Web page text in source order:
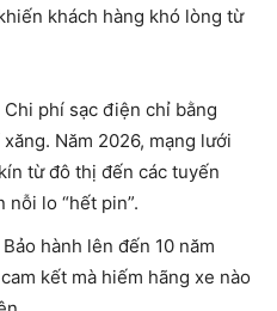
khách hàng khó lòng từ
phí sạc điện chỉ bằng
Năm 2026, mạng lưới
từ đô thị đến các tuyến
nỗi lo “hết pin”.
hành lên đến 10 năm
kết mà hiếm hãng xe nào